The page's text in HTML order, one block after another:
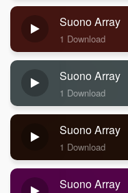
Suono Array
1 Download
Suono Array
1 Download
Suono Array
1 Download
Suono Array